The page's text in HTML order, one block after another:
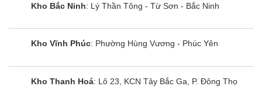
Kho Bắc Ninh: Lý Thần Tông - Từ Sơn - Bắc Ninh
Kho Vĩnh Phúc: Phường Hùng Vương - Phúc Yên
Kho Thanh Hoá: Lô 23, KCN Tây Bắc Ga, P. Đông Thọ